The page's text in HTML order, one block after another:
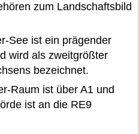
zum Landschaftsbild
See ist ein prägender
wird als zweitgrößter
bezeichnet.
Raum ist über A1 und
ist an die RE9